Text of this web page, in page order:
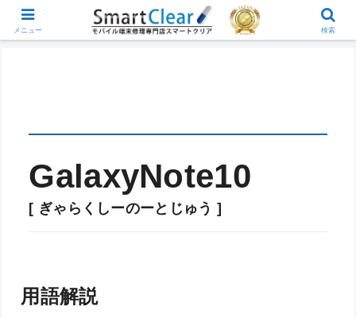
GalaxyNote10
[ ぎゃらくしーのーとじゅう ]
用語解説
メニュー 検索